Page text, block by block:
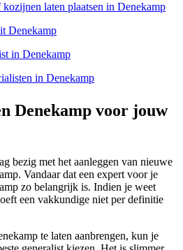
laten plaatsen in Denekamp
Denekamp
in Denekamp
in Denekamp
Denekamp voor jouw
bezig met het aanleggen van nieuwe
Vandaar dat een expert voor je
zo belangrijk is. Indien je weet
een vakkundige niet per definitie
te laten aanbrengen, kun je